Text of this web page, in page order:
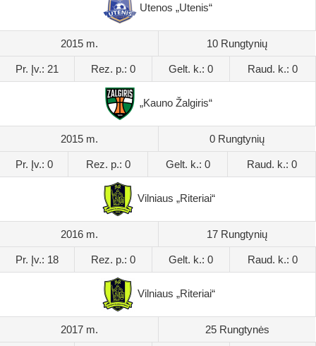
Utenos „Utenis“
2015 m. 10 Rungtynių
Pr. Įv.: 21 Rez. p.: 0 Gelt. k.: 0 Raud. k.: 0
„Kauno Žalgiris“
2015 m. 0 Rungtynių
Pr. Įv.: 0 Rez. p.: 0 Gelt. k.: 0 Raud. k.: 0
Vilniaus „Riteriai“
2016 m. 17 Rungtynių
Pr. Įv.: 18 Rez. p.: 0 Gelt. k.: 0 Raud. k.: 0
Vilniaus „Riteriai“
2017 m. 25 Rungtynės